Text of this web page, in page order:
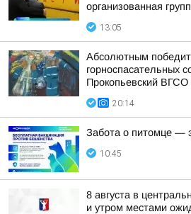
организованная
13:05
Абсолютным
горноспасательных
Прокопьевский ВГСО
20:14
Забота о питомце —
10:45
8 августа в
и утром местами